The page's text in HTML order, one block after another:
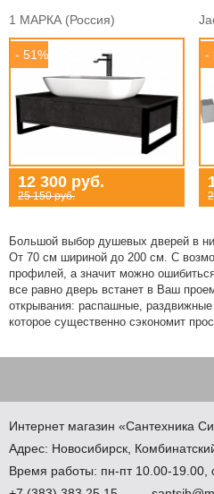
1 МАРКА (Россия)
- 51%
12 300 руб.
25 150 руб.
-
Большой выбор душевых дверей в
От 70 см шириной до 200 см. С
профилей, а значит можно
все равно дверь встанет в Ваш
открывания: распашные,
которое существенно сэкономит
Интернет магазин «Сантехника
Адрес: Новосибирск
Время работы: пн-пт 10.00-19.00,